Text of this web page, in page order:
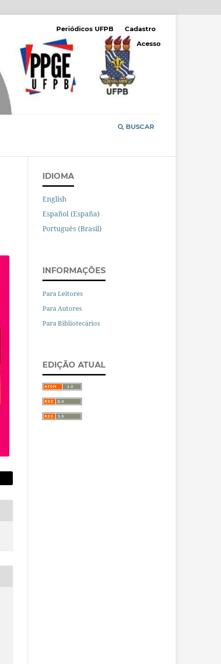
BUSCAR
Periódicos UFPB
Cadastro
Acesso
IDIOMA
English
Español (España)
Português (Brasil)
INFORMAÇÕES
Para Leitores
Para Autores
Para Bibliotecários
EDIÇÃO ATUAL